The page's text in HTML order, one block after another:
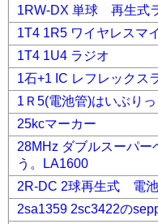
1RW-DX 単球 再生式
1T4 1R5 ワイヤレスマ
1T4 1U4 ラジオ
1石+1 IC レフレックス
1Ｒ5(電池管)はいぶり
25kcマーカー
28MHz ダブルスーパー
う。LA1600
2R-DC 2球再生式 電
2sa1359 2sc3422の